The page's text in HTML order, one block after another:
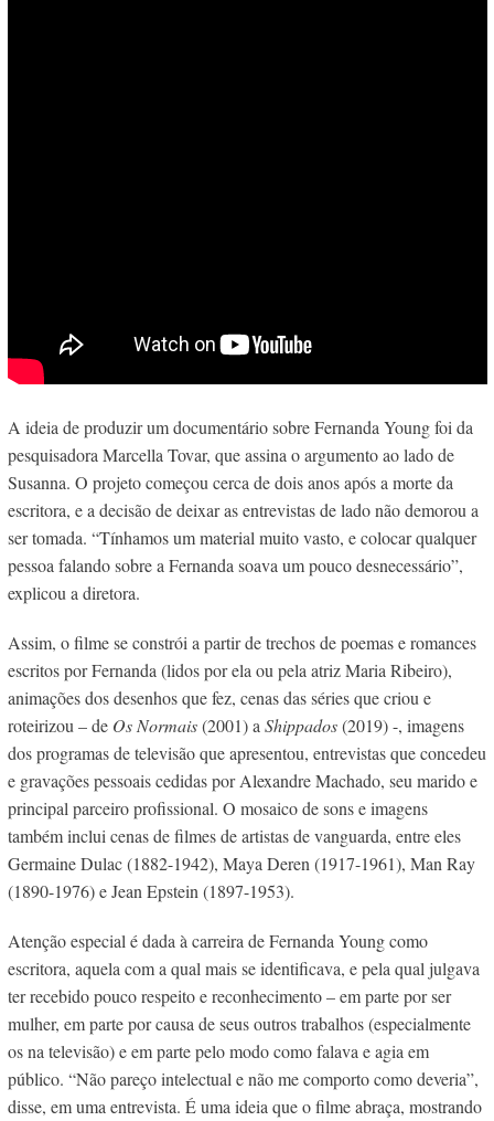
A ideia de produzir um documentário sobre Fernanda Young foi da
pesquisadora Marcella Tovar, que assina o argumento ao lado de
Susanna. O projeto começou cerca de dois anos após a morte da
escritora, e a decisão de deixar as entrevistas de lado não demorou a
ser tomada. “Tínhamos um material muito vasto, e colocar qualquer
pessoa falando sobre a Fernanda soava um pouco desnecessário”,
explicou a diretora.
Assim, o filme se constrói a partir de trechos de poemas e romances
escritos por Fernanda (lidos por ela ou pela atriz Maria Ribeiro),
animações dos desenhos que fez, cenas das séries que criou e
roteirizou – de Os Normais(2001) a Shippados(2019) -, imagens
dos programas de televisão que apresentou, entrevistas que concedeu
e gravações pessoais cedidas por Alexandre Machado, seu marido e
principal parceiro profissional. O mosaico de sons e imagens
também inclui cenas de filmes de artistas de vanguarda, entre eles
Germaine Dulac (1882-1942), Maya Deren (1917-1961), Man Ray
(1890-1976) e Jean Epstein (1897-1953).
Atenção especial é dada à carreira de Fernanda Young como
escritora, aquela com a qual mais se identificava, e pela qual julgava
ter recebido pouco respeito e reconhecimento – em parte por ser
mulher, em parte por causa de seus outros trabalhos (especialmente
os na televisão) e em parte pelo modo como falava e agia em
público. “Não pareço intelectual e não me comporto como deveria”,
disse, em uma entrevista. É uma ideia que o filme abraça, mostrando